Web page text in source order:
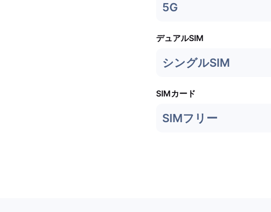
5G
デュアルSIM
シングルSIM
SIMカード
SIMフリー